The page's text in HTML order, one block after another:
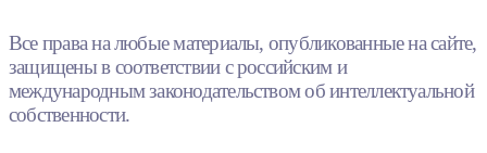
Все права на любые материалы, опубликованные на сайте,
защищены в соответствии с российским и
международным законодательством об интеллектуальной
собственности.